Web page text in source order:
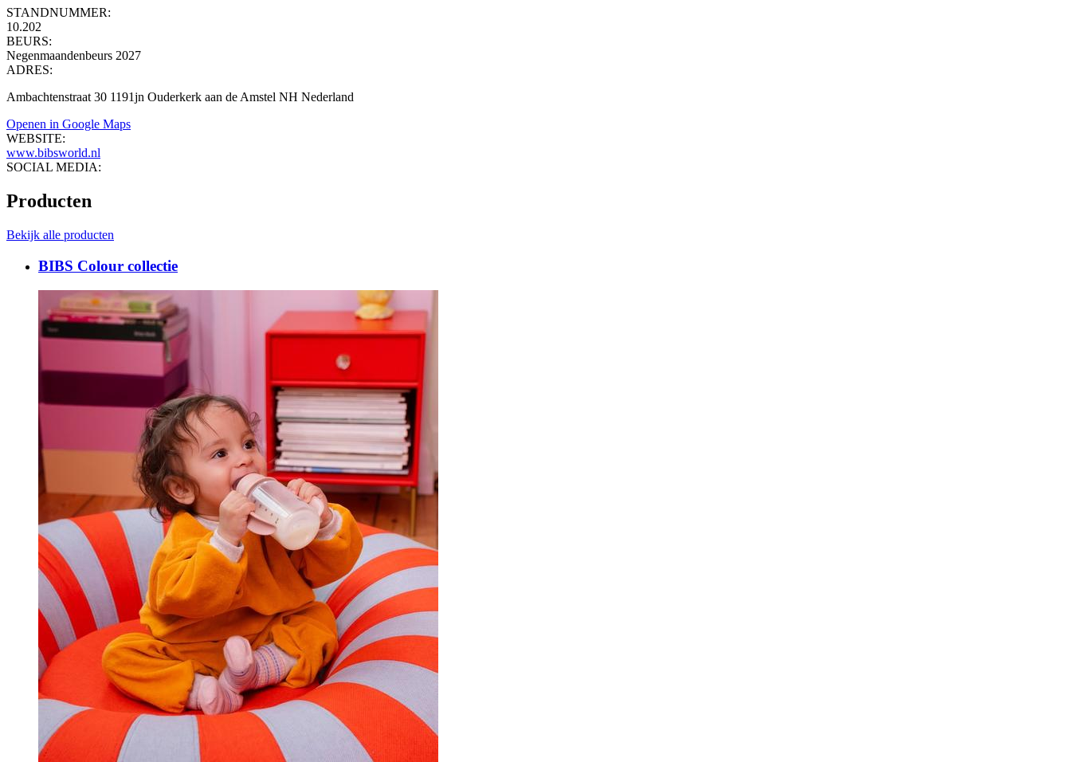
STANDNUMMER:
10.202
BEURS:
Negenmaandenbeurs 2027
ADRES:
Ambachtenstraat 30 1191jn Ouderkerk aan de Amstel NH Nederland
Openen in Google Maps
WEBSITE:
www.bibsworld.nl
SOCIAL MEDIA:
Producten
Bekijk alle producten
BIBS Colour collectie